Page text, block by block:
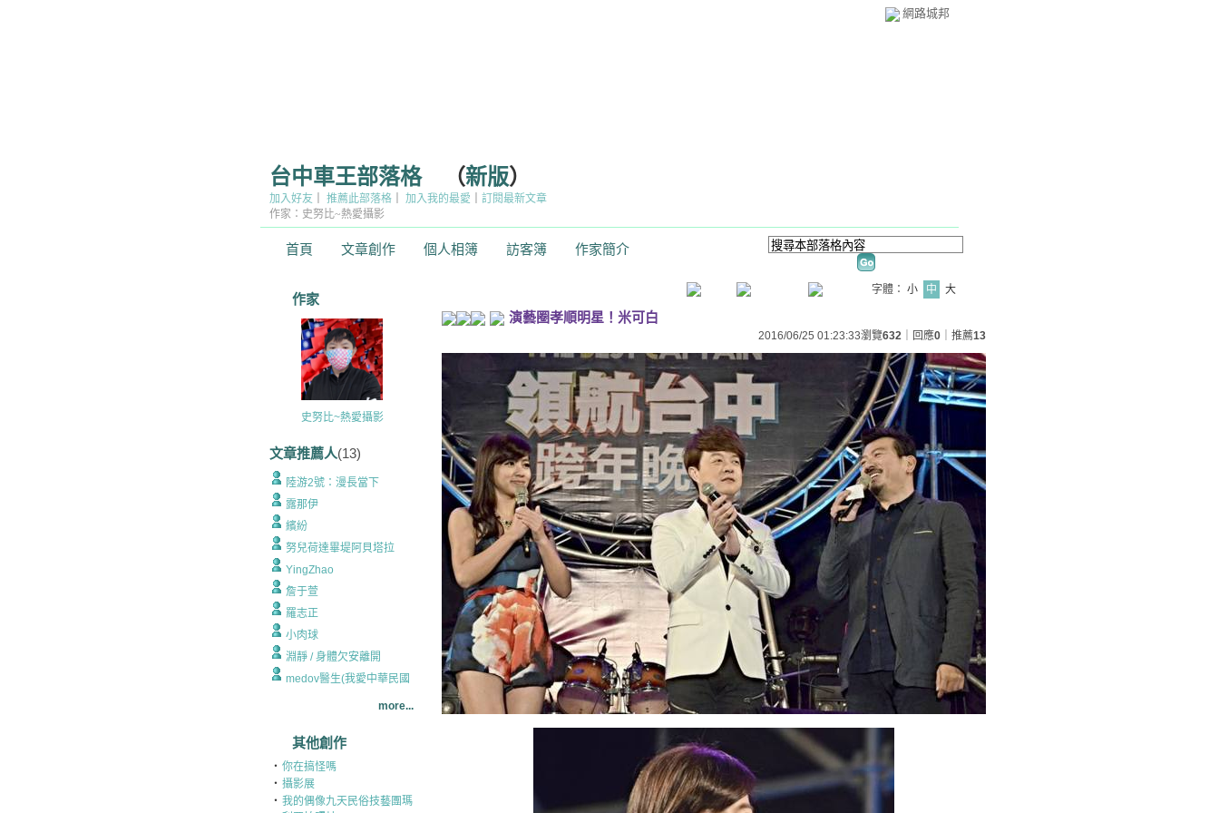
網路城邦
台中車王部落格（新版）
首頁 文章創作 個人相簿 訪客簿 作家簡介
加入好友 推薦此部落格 加入我的最愛
訂閱最新文章
作家：史努比~熱愛攝影
作家
史努比~熱愛攝影
文章推薦人(13)
陸游2號：漫長當下
露那伊
繽紛
努兒荷達畢堤阿貝塔拉
YingZhao
詹于萱
羅志正
小肉球
淵靜 / 身體欠安離開
medov醫生(我愛中華民國
more...
其他創作
‧ 你在搞怪嗎
‧ 攝影展
‧ 我的偶像九天民俗技藝團瑪
字體： 小 中 大
演藝圈孝順明星！米可白
2016/06/25 01:23:33瀏覽632 ｜回應0 ｜推薦13